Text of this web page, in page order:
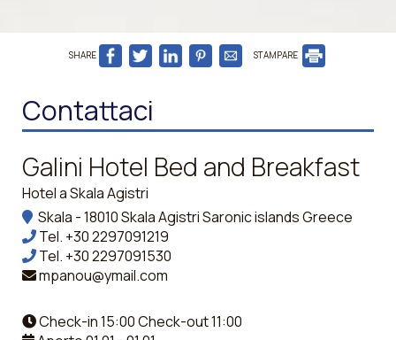
SHARE STAMPARE
Contattaci
Galini Hotel Bed and Breakfast
Hotel a Skala Agistri
Skala - 18010 Skala Agistri Saronic islands Greece
Tel. +30 2297091219
Tel. +30 2297091530
mpanou@ymail.com
Check-in 15:00 Check-out 11:00